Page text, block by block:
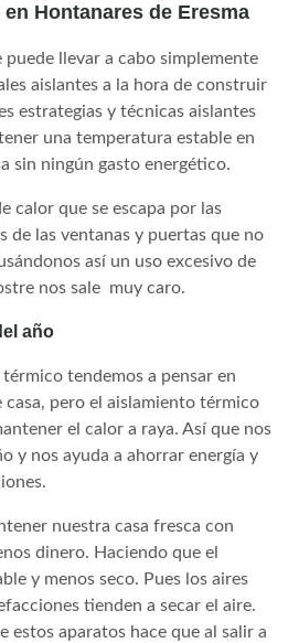
Hontanares de Eresma
puede llevar a cabo simplemente
aislantes a la hora de construir
estrategias y técnicas aislantes
una temperatura estable en
sin ningún gasto energético.
calor que se escapa por las
de las ventanas y puertas que no
así un uso excesivo de
nos sale muy caro.
año
tendemos a pensar en
pero el aislamiento térmico
el calor a raya. Así que nos
y nos ayuda a ahorrar energía y
nuestra casa fresca con
dinero. Haciendo que el
y menos seco. Pues los aires
tienden a secar el aire.
estos aparatos hace que al salir a